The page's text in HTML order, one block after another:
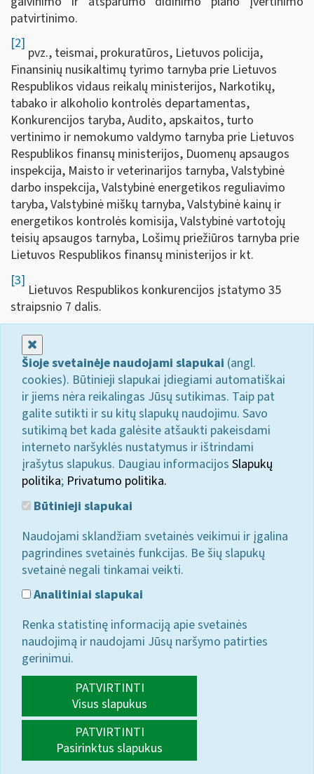
patvirtinimo.
[2]
pvz., teismai, prokuratūros, Lietuvos policija,
Finansinių nusikaltimų tyrimo tarnyba prie Lietuvos
Respublikos vidaus reikalų ministerijos, Narkotikų,
tabako ir alkoholio kontrolės departamentas,
Konkurencijos taryba, Audito, apskaitos, turto
vertinimo ir nemokumo valdymo tarnyba prie Lietuvos
Respublikos finansų ministerijos, Duomenų apsaugos
inspekcija, Maisto ir veterinarijos tarnyba, Valstybinė
darbo inspekcija, Valstybinė energetikos reguliavimo
taryba, Valstybinė miškų tarnyba, Valstybinė kainų ir
energetikos kontrolės komisija, Valstybinė vartotojų
teisių apsaugos tarnyba, Lošimų priežiūros tarnyba prie
Lietuvos Respublikos finansų ministerijos ir kt.
[3]
Lietuvos Respublikos konkurencijos įstatymo 35
straipsnio 7 dalis.
Šioje svetainėje naudojami slapukai (angl.
cookies). Būtinieji slapukai įdiegiami automatiškai
ir jiems nėra reikalingas Jūsų sutikimas. Taip pat
galite sutikti ir su kitų slapukų naudojimu. Savo
sutikimą bet kada galėsite atšaukti pakeisdami
interneto naršyklės nustatymus ir ištrindami
įrašytus slapukus. Daugiau informacijos Slapukų
politika; Privatumo politika.
Būtinieji slapukai
Naudojami sklandžiam svetainės veikimui ir įgalina
pagrindines svetainės funkcijas. Be šių slapukų
svetainė negali tinkamai veikti.
Analitiniai slapukai
Renka statistinę informaciją apie svetainės
naudojimą ir naudojami Jūsų naršymo patirties
gerinimui.
PATVIRTINTI
Visus slapukus
PATVIRTINTI
Pasirinktus slapukus